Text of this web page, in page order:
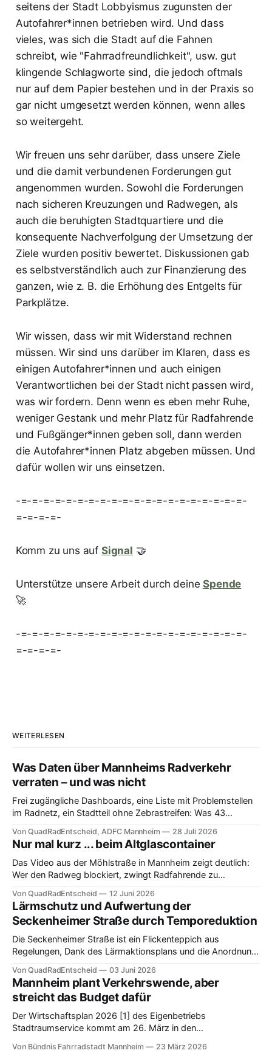
seitens der Stadt Lobbyismus zugunsten der
Autofahrer*innen betrieben wird. Und dass
vieles, was sich die Stadt auf die Fahnen
schreibt, wie "Fahrradfreundlichkeit", usw. gut
klingende Schlagworte sind, die jedoch oftmals
nur auf dem Papier bestehen und in der Praxis so
gar nicht umgesetzt werden können, wenn alles
so weitergeht.
Wir freuen uns sehr darüber, dass unsere Ziele
und die damit verbundenen Forderungen gut
angenommen wurden. Sowohl die Forderungen
nach sicheren Kreuzungen und Radwegen, als
auch die beruhigten Stadtquartiere und die
konsequente Nachverfolgung der Umsetzung der
Ziele wurden positiv bewertet. Diskussionen gab
es selbstverständlich auch zur Finanzierung des
ganzen, wie z. B. die Erhöhung des Entgelts für
Parkplätze.
Wir wissen, dass wir mit Widerstand rechnen
müssen. Wir sind uns darüber im Klaren, dass es
einigen Autofahrer*innen und auch einigen
Verantwortlichen bei der Stadt nicht passen wird,
was wir fordern. Denn wenn es eben mehr Ruhe,
weniger Gestank und mehr Platz für Radfahrende
und Fußgänger*innen geben soll, dann werden
die Autofahrer*innen Platz abgeben müssen. Und
dafür wollen wir uns einsetzen.
-=-=-=-=-=-=-=-=-=-=-=-=-=-=-=-=-=-=-=-=-
=-=-=-=-
Komm zu uns auf Signal 🤝
Unterstütze unsere Arbeit durch deineSpende
🚀
-=-=-=-=-=-=-=-=-=-=-=-=-=-=-=-=-=-=-=-=-
=-=-=-=-
WEITERLESEN
Was Daten über Mannheims Radverkehr
verraten – und was nicht
Frei zugängliche Dashboards, eine Liste mit Problemstellen
im Radnetz, ein Stadtteil ohne Zebrastreifen: Was 43
zum Mannheimer Radverkehr herausgeholt haben – und wo
die Daten nicht weiterhelfen.
Von QuadRadEntscheid, ADFC Mannheim 28 Juli 2026
Nur mal kurz ... beim Altglascontainer
Das Video aus der Möhlstraße in Mannheim zeigt deutlich:
Wer den Radweg blockiert, zwingt Radfahrende zu
Von QuadRadEntscheid 12 Juni 2026
Lärmschutz und Aufwertung der
Seckenheimer Straße durch Temporeduktion
Die Seckenheimer Straße ist ein Flickenteppich aus
Regelungen, Dank des Lärmaktionsplans und die Anordnung
verständlicher und es kann sich einiges für Radverkehr
verändern.
Von QuadRadEntscheid 03 Juni 2026
Mannheim plant Verkehrswende, aber
streicht das Budget dafür
Der Wirtschaftsplan 2026 [1] des Eigenbetriebs
Stadtraumservice kommt am 26. März in den
klare Geschichte: Wer knappes Geld hat, muss Prioritäten
Von Bündnis Fahrradstadt Mannheim 23 März 2026